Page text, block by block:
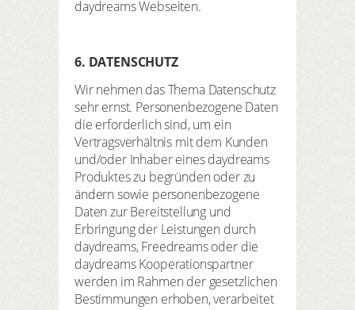
daydreams Webseiten.
6. DATENSCHUTZ
Wir nehmen das Thema Datenschutz
sehr ernst. Personenbezogene Daten
die erforderlich sind, um ein
Vertragsverhältnis mit dem Kunden
und/oder Inhaber eines daydreams
Produktes zu begründen oder zu
ändern sowie personenbezogene
Daten zur Bereitstellung und
Erbringung der Leistungen durch
daydreams, Freedreams oder die
daydreams Kooperationspartner
werden im Rahmen der gesetzlichen
Bestimmungen erhoben, verarbeitet